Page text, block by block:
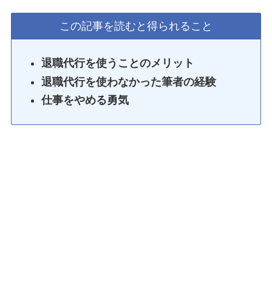
この記事を読むと得られること
退職代行を使うことのメリット
退職代行を使わなかった筆者の経験
仕事をやめる勇気